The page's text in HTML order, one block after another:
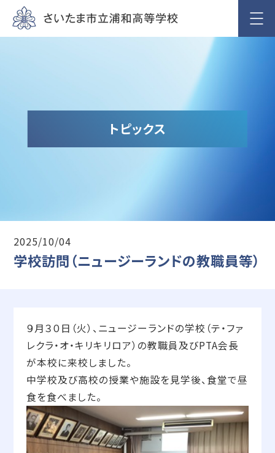
トピックス
2025/10/04
学校訪問（ニュージーランドの教職員等）
９月３０日（火）、ニュージーランドの学校（テ・ファ
レクラ・オ・キリキリロア）の教職員及びPTA会長
が本校に来校しました。
中学校及び高校の授業や施設を見学後、食堂で昼
食を食べました。